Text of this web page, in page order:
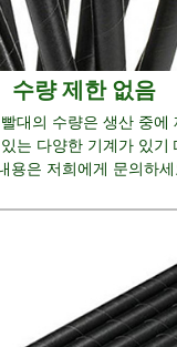
수량 제한 없음
대의 수량은 생산 중에
는 다양한 기계가 있기
용은 저희에게 문의하세